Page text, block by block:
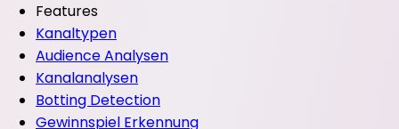
Features
Kanaltypen
Audience Analysen
Kanalanalysen
Botting Detection
Gewinnspiel Erkennung